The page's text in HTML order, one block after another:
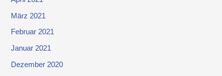
März 2021
Februar 2021
Januar 2021
Dezember 2020